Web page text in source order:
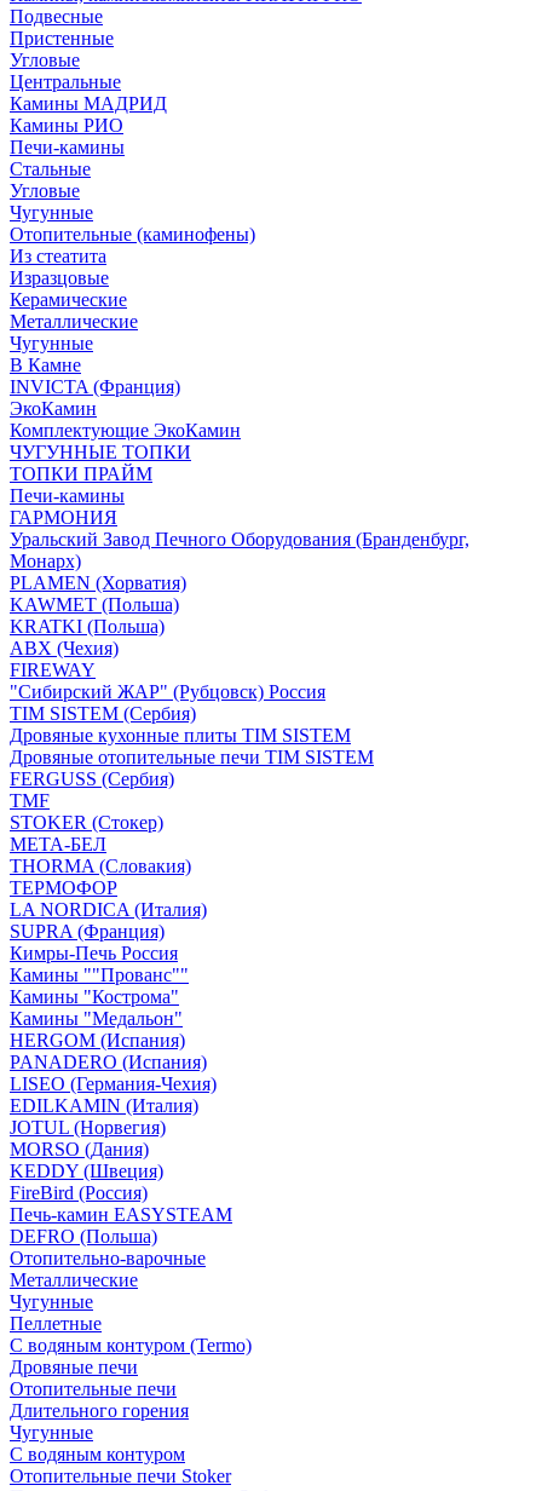
Подвесные
Пристенные
Угловые
Центральные
Камины МАДРИД
Камины РИО
Печи-камины
Стальные
Угловые
Чугунные
Отопительные (каминофены)
Из стеатита
Изразцовые
Керамические
Металлические
Чугунные
В Камне
INVICTA (Франция)
ЭкоКамин
Комплектующие ЭкоКамин
ЧУГУННЫЕ ТОПКИ
ТОПКИ ПРАЙМ
Печи-камины
ГАРМОНИЯ
Уральский Завод Печного Оборудования (Бранденбург,
Монарх)
PLAMEN (Хорватия)
KAWMET (Польша)
KRATKI (Польша)
ABX (Чехия)
FIREWAY
"Сибирский ЖАР" (Рубцовск) Россия
TIM SISTEM (Сербия)
Дровяные кухонные плиты TIM SISTEM
Дровяные отопительные печи TIM SISTEM
FERGUSS (Сербия)
TMF
STOKER (Стокер)
МЕТА-БЕЛ
THORMA (Словакия)
ТЕРМОФОР
LA NORDICA (Италия)
SUPRA (Франция)
Кимры-Печь Россия
Камины ""Прованс""
Камины "Кострома"
Камины "Медальон"
HERGOM (Испания)
PANADERO (Испания)
LISEO (Германия-Чехия)
EDILKAMIN (Италия)
JOTUL (Норвегия)
MORSO (Дания)
KEDDY (Швеция)
FireBird (Россия)
Печь-камин EASYSTEAM
DEFRO (Польша)
Отопительно-варочные
Металлические
Чугунные
Пеллетные
С водяным контуром (Termo)
Дровяные печи
Отопительные печи
Длительного горения
Чугунные
C водяным контуром
Отопительные печи Stoker